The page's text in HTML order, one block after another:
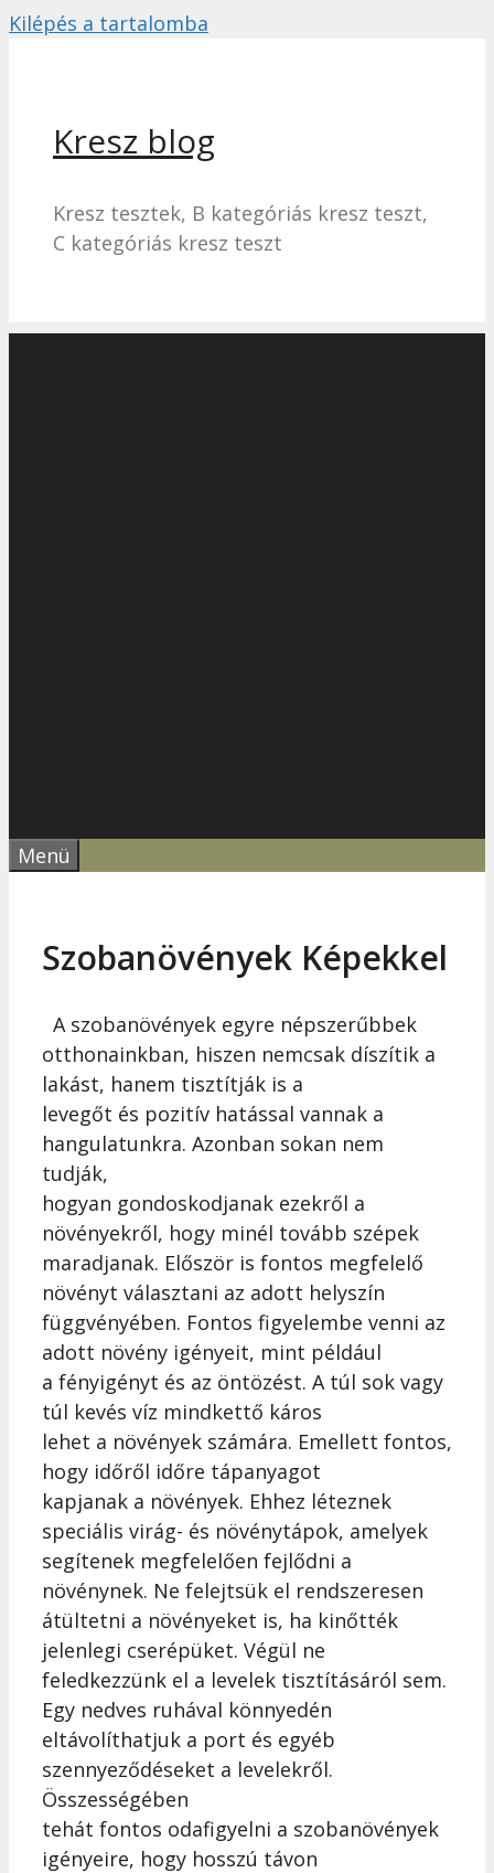
Kilépés a tartalomba
Kresz blog
Kresz tesztek, B kategóriás kresz teszt,
C kategóriás kresz teszt
Menü
Szobanövények Képekkel
A szobanövények egyre népszerűbbek
otthonainkban, hiszen nemcsak díszítik a
lakást, hanem tisztítják is a
levegőt és pozitív hatással vannak a
hangulatunkra. Azonban sokan nem
tudják,
hogyan gondoskodjanak ezekről a
növényekről, hogy minél tovább szépek
maradjanak. Először is fontos megfelelő
növényt választani az adott helyszín
függvényében. Fontos figyelembe venni az
adott növény igényeit, mint például
a fényigényt és az öntözést. A túl sok vagy
túl kevés víz mindkettő káros
lehet a növények számára. Emellett fontos,
hogy időről időre tápanyagot
kapjanak a növények. Ehhez léteznek
speciális virág- és növénytápok, amelyek
segítenek megfelelően fejlődni a
növénynek. Ne felejtsük el rendszeresen
átültetni a növényeket is, ha kinőtték
jelenlegi cserépüket. Végül ne
feledkezzünk el a levelek tisztításáról sem.
Egy nedves ruhával könnyedén
eltávolíthatjuk a port és egyéb
szennyeződéseket a levelekről.
Összességében
tehát fontos odafigyelni a szobanövények
igényeire, hogy hosszú távon